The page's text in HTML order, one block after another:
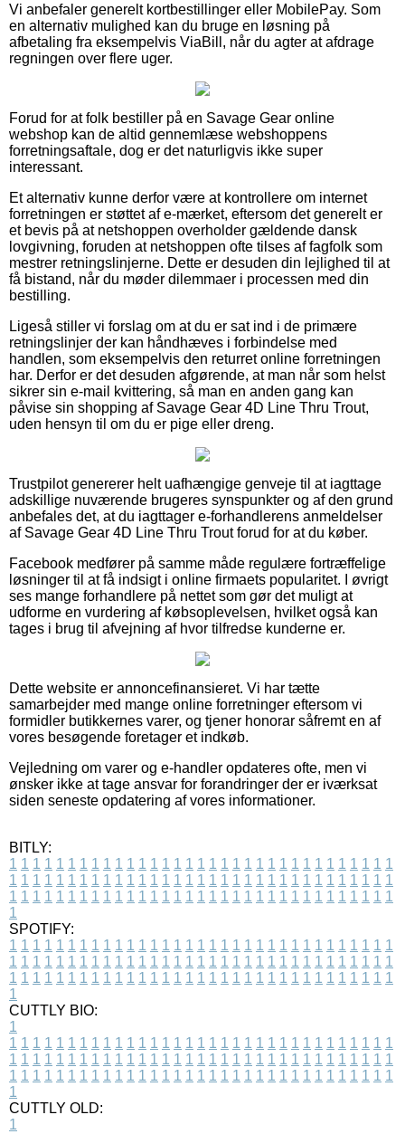
Vi anbefaler generelt kortbestillinger eller MobilePay. Som
en alternativ mulighed kan du bruge en løsning på
afbetaling fra eksempelvis ViaBill, når du agter at afdrage
regningen over flere uger.
Forud for at folk bestiller på en Savage Gear online
webshop kan de altid gennemlæse webshoppens
forretningsaftale, dog er det naturligvis ikke super
interessant.
Et alternativ kunne derfor være at kontrollere om internet
forretningen er støttet af e-mærket, eftersom det generelt er
et bevis på at netshoppen overholder gældende dansk
lovgivning, foruden at netshoppen ofte tilses af fagfolk som
mestrer retningslinjerne. Dette er desuden din lejlighed til at
få bistand, når du møder dilemmaer i processen med din
bestilling.
Ligeså stiller vi forslag om at du er sat ind i de primære
retningslinjer der kan håndhæves i forbindelse med
handlen, som eksempelvis den returret online forretningen
har. Derfor er det desuden afgørende, at man når som helst
sikrer sin e-mail kvittering, så man en anden gang kan
påvise sin shopping af Savage Gear 4D Line Thru Trout,
uden hensyn til om du er pige eller dreng.
Trustpilot genererer helt uafhængige genveje til at iagttage
adskillige nuværende brugeres synspunkter og af den grund
anbefales det, at du iagttager e-forhandlerens anmeldelser
af Savage Gear 4D Line Thru Trout forud for at du køber.
Facebook medfører på samme måde regulære fortræffelige
løsninger til at få indsigt i online firmaets popularitet. I øvrigt
ses mange forhandlere på nettet som gør det muligt at
udforme en vurdering af købsoplevelsen, hvilket også kan
tages i brug til afvejning af hvor tilfredse kunderne er.
Dette website er annoncefinansieret. Vi har tætte
samarbejder med mange online forretninger eftersom vi
formidler butikkernes varer, og tjener honorar såfremt en af
vores besøgende foretager et indkøb.
Vejledning om varer og e-handler opdateres ofte, men vi
ønsker ikke at tage ansvar for forandringer der er iværksat
siden seneste opdatering af vores informationer.
BITLY:
1 1 1 1 1 1 1 1 1 1 1 1 1 1 1 1 1 1 1 1 1 1 1 1 1 1 1 1 1 1 1 1 1
1 1 1 1 1 1 1 1 1 1 1 1 1 1 1 1 1 1 1 1 1 1 1 1 1 1 1 1 1 1 1 1 1
1 1 1 1 1 1 1 1 1 1 1 1 1 1 1 1 1 1 1 1 1 1 1 1 1 1 1 1 1 1 1 1 1
1
SPOTIFY:
1 1 1 1 1 1 1 1 1 1 1 1 1 1 1 1 1 1 1 1 1 1 1 1 1 1 1 1 1 1 1 1 1
1 1 1 1 1 1 1 1 1 1 1 1 1 1 1 1 1 1 1 1 1 1 1 1 1 1 1 1 1 1 1 1 1
1 1 1 1 1 1 1 1 1 1 1 1 1 1 1 1 1 1 1 1 1 1 1 1 1 1 1 1 1 1 1 1 1
1
CUTTLY BIO:
1
1 1 1 1 1 1 1 1 1 1 1 1 1 1 1 1 1 1 1 1 1 1 1 1 1 1 1 1 1 1 1 1 1
1 1 1 1 1 1 1 1 1 1 1 1 1 1 1 1 1 1 1 1 1 1 1 1 1 1 1 1 1 1 1 1 1
1 1 1 1 1 1 1 1 1 1 1 1 1 1 1 1 1 1 1 1 1 1 1 1 1 1 1 1 1 1 1 1 1
1
CUTTLY OLD:
1